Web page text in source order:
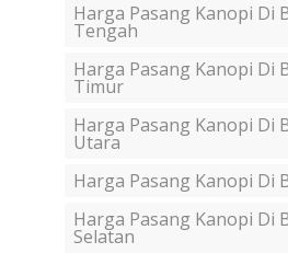
Harga Pasang Kanopi Di
Tengah
Harga Pasang Kanopi Di
Timur
Harga Pasang Kanopi Di
Utara
Harga Pasang Kanopi Di
Harga Pasang Kanopi Di
Selatan